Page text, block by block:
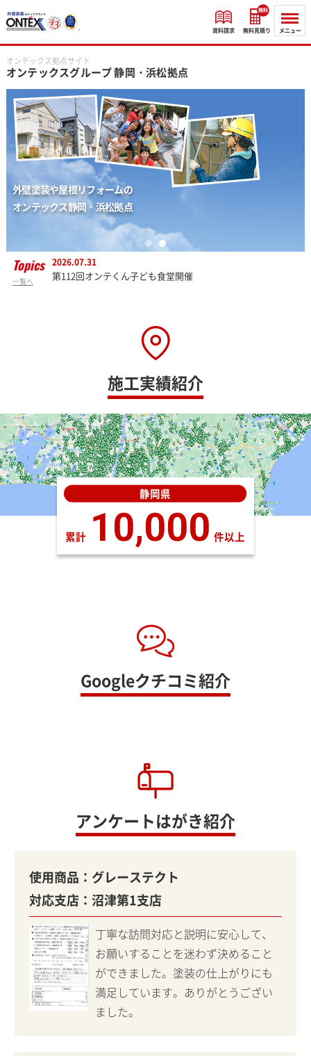
資料請求 無料見積り
無料
メニュー
オンテックス拠点サイト
オンテックスグループ静岡・浜松拠点
外壁塗装や屋根リフォームの
オンテックス静岡・浜松拠点
Topics
一覧へ
2026.07.31
第112回オンテくん子ども食堂開催
施工実績紹介
静岡県
累計 10,000 件以上
Googleクチコミ紹介
アンケートはがき紹介
使用商品： グレーステクト
対応支店：沼津第1支店
丁寧な訪問対応と説明に安心して、
お願いすることを迷わず決めること
ができました。塗装の仕上がりにも
満足しています。ありがとうござい
ました。